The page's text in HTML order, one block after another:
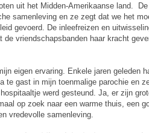
uit het Midden-Amerikaanse land.
samenleving en ze zegt dat we het
gevoerd. De inleefreizen en
de vriendschapsbanden haar kracht
eigen ervaring. Enkele jaren geleden
te gast in mijn toenmalige parochie en
werd gesteund. Ja, er zijn
op zoek naar een warme thuis, een
vredevolle samenleving.